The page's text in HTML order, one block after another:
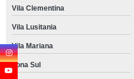
Vila Clementina
Vila Lusitania
Vila Mariana
Zona Sul